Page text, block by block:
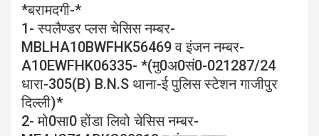
*बरामदगी-*
1- स्पलैण्डर प्लस चेसिस नम्बर-
MBLHA10BWFHK56469 व इंजन नम्बर-
A10EWFHK06335- *(मु0अ0सं0-021287/24
धारा-305(B) B.N.S थाना-ई पुलिस स्टेशन गाजीपुर
दिल्ली)*
2- मो0सा0 होंडा लिवो चेसिस नम्बर-